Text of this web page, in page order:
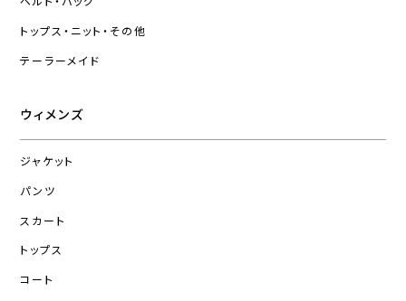
トップス・ニット・その他
テーラーメイド
ウィメンズ
ジャケット
パンツ
スカート
トップス
コート